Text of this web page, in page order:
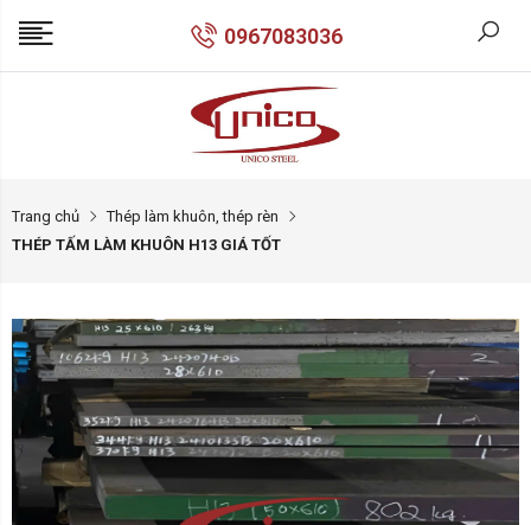
0967083036
Trang chủ
Thép làm khuôn, thép rèn
THÉP TẤM LÀM KHUÔN H13 GIÁ TỐT